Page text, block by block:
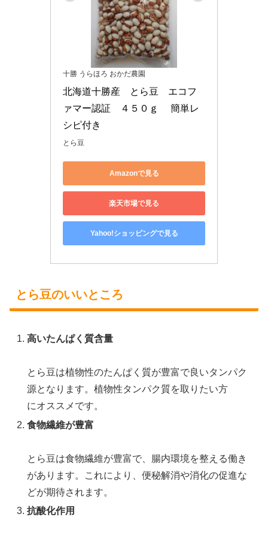
十勝 うらほろ おかだ農園
北海道十勝産　とら豆　エコフ
ァマー認証　４５０ｇ　 簡単レ
シピ付き
とら豆
Amazonで見る
楽天市場で見る
Yahoo!ショッピングで見る
とら豆のいいところ
高いたんぱく質含量
とら豆は植物性のたんぱく質が豊富で良いタンパク
源となります。植物性タンパク質を取りたい方
にオススメです。
食物繊維が豊富
とら豆は食物繊維が豊富で、腸内環境を整える働き
があります。これにより、便秘解消や消化の促進な
どが期待されます。
抗酸化作用